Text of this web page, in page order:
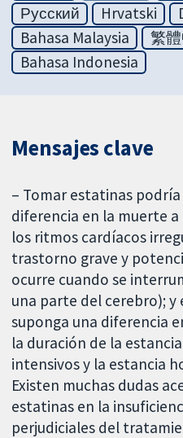
Русский
Hrvatski
Bahasa Malaysia
繁
Bahasa Indonesia
Mensajes clave
– Tomar estatinas
diferencia en la muerte a
los ritmos cardíacos
trastorno grave y
ocurre cuando se
una parte del cerebro); y
suponga una diferencia
la duración de la
intensivos y la estancia
Existen muchas dudas
estatinas en la
perjudiciales del